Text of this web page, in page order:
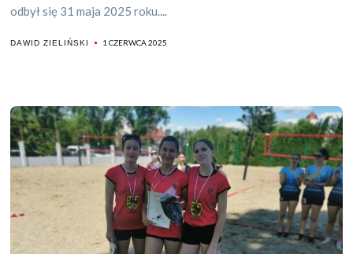
odbył się 31 maja 2025 roku....
DAWID ZIELIŃSKI 1 CZERWCA 2025